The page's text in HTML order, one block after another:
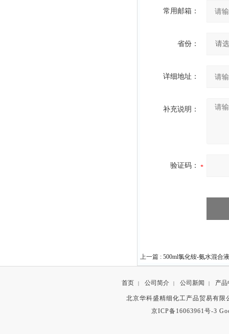
常用邮箱：
省份：
详细地址：
补充说明：
验证码：
上一篇 : 500ml氯化铵-氨水混合液
首页 | 公司简介 | 公司新闻 | 产品
北京华科盛精细化工产品贸易有
京ICP备16063961号-3